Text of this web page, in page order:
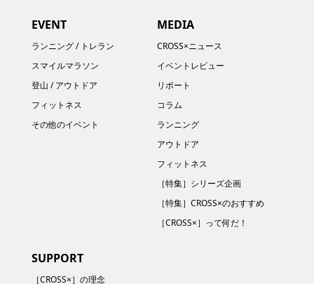
EVENT
ランニング / トレラン
スマイルマラソン
登山 / アウトドア
フィットネス
その他のイベント
MEDIA
CROSS×ニュース
イベントレビュー
リポート
コラム
ランニング
アウトドア
フィットネス
［特集］シリーズ企画
［特集］CROSS×のおすすめ
［CROSS×］って何だ！
SUPPORT
［CROSS×］の理念